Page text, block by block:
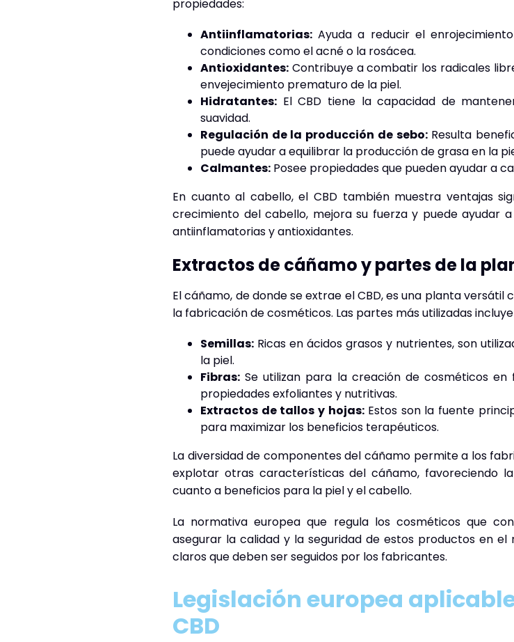
propiedades:
Antiinflamatorias: Ayuda a reducir el
condiciones como el acné o la rosácea.
Antioxidantes: Contribuye a combatir los radicales
envejecimiento prematuro de la piel.
Hidratantes: El CBD tiene la capacidad de
suavidad.
Regulación de la producción de sebo:Resulta
puede ayudar a equilibrar la producción de grasa en la
Calmantes: Posee propiedades que pueden ayudar a
En cuanto al cabello, el CBD también muestra ventajas
crecimiento del cabello, mejora su fuerza y puede ayudar
antiinflamatorias y antioxidantes.
Extractos de cáñamo y partes de la
El cáñamo, de donde se extrae el CBD, es una planta
la fabricación de cosméticos. Las partes más utilizadas
Semillas: Ricas en ácidos grasos y nutrientes, son
la piel.
Fibras: Se utilizan para la creación de cosméticos
propiedades exfoliantes y nutritivas.
Extractos de tallos y hojas:Estos son la fuente
para maximizar los beneficios terapéuticos.
La diversidad de componentes del cáñamo permite a los
explotar otras características del cáñamo, favoreciendo
cuanto a beneficios para la piel y el cabello.
La normativa europea que regula los cosméticos que
asegurar la calidad y la seguridad de estos productos en
claros que deben ser seguidos por los fabricantes.
Legislación europea
CBD